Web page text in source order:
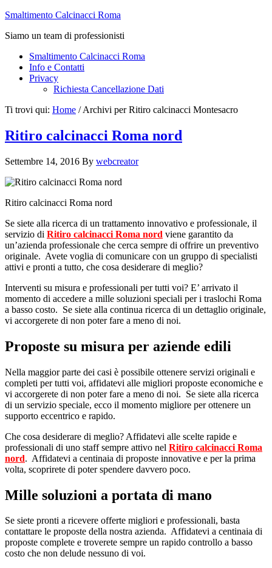
Smaltimento Calcinacci Roma
Siamo un team di professionisti
Smaltimento Calcinacci Roma
Info e Contatti
Privacy
Richiesta Cancellazione Dati
Ti trovi qui: Home /Archivi per Ritiro calcinacci Montesacro
Ritiro calcinacci Roma nord
Settembre 14, 2016 By webcreator
Ritiro calcinacci Roma nord
Se siete alla ricerca di un trattamento innovativo e professionale, il
servizio di Ritiro calcinacci Roma nord viene garantito da
un’azienda professionale che cerca sempre di offrire un preventivo
originale. Avete voglia di comunicare con un gruppo di specialisti
attivi e pronti a tutto, che cosa desiderare di meglio?
Interventi su misura e professionali per tutti voi? E’ arrivato il
momento di accedere a mille soluzioni speciali per i traslochi Roma
a basso costo. Se siete alla continua ricerca di un dettaglio originale,
vi accorgerete di non poter fare a meno di noi.
Proposte su misura per aziende edili
Nella maggior parte dei casi è possibile ottenere servizi originali e
completi per tutti voi, affidatevi alle migliori proposte economiche e
vi accorgerete di non poter fare a meno di noi. Se siete alla ricerca
di un servizio speciale, ecco il momento migliore per ottenere un
supporto eccentrico e rapido.
Che cosa desiderare di meglio? Affidatevi alle scelte rapide e
professionali di uno staff sempre attivo nel Ritiro calcinacci Roma
nord. Affidatevi a centinaia di proposte innovative e per la prima
volta, scoprirete di poter spendere davvero poco.
Mille soluzioni a portata di mano
Se siete pronti a ricevere offerte migliori e professionali, basta
contattare le proposte della nostra azienda. Affidatevi a centinaia di
proposte complete e troverete sempre un rapido controllo a basso
costo che non delude nessuno di voi.